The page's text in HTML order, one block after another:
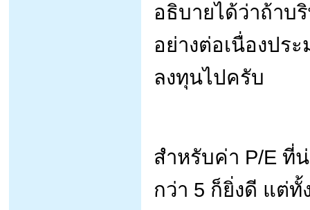
อธิบายได้ว่าถ้าบ
อย่างต่อเนื่องปร
ลงทุนไปครับ
สำหรับค่า P/E ที่
กว่า 5 ก็ยิ่งดี แต่